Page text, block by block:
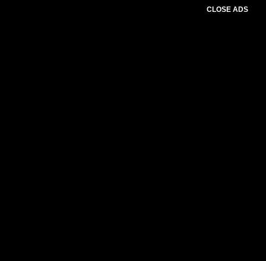
CLOSE ADS